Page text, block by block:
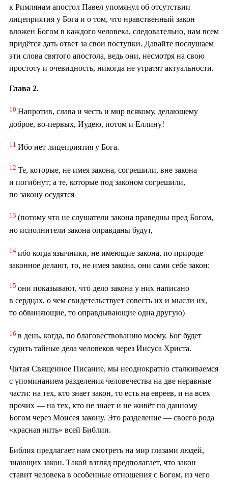
к Римлянам апостол Павел упомянул об отсутствии
лицеприятия у Бога и о том, что нравственный закон
вложен Богом в каждого человека, следовательно, нам всем
придётся дать ответ за свои поступки. Давайте послушаем
эти слова святого апостола, ведь они, несмотря на свою
простоту и очевидность, никогда не утратят актуальности.
Глава 2.
10 Напротив, слава и честь и мир всякому, делающему
доброе, во-первых, Иудею, потом и Еллину!
11 Ибо нет лицеприятия у Бога.
12 Те, которые, не имея закона, согрешили, вне закона
и погибнут; а те, которые под законом согрешили,
по закону осудятся
13 (потому что не слушатели закона праведны пред Богом,
но исполнители закона оправданы будут,
14 ибо когда язычники, не имеющие закона, по природе
законное делают, то, не имея закона, они сами себе закон:
15 они показывают, что дело закона у них написано
в сердцах, о чем свидетельствует совесть их и мысли их,
то обвиняющие, то оправдывающие одна другую)
16 в день, когда, по благовествованию моему, Бог будет
судить тайные дела человеков через Иисуса Христа.
Читая Священное Писание, мы неоднократно сталкиваемся
с упоминанием разделения человечества на две неравные
части: на тех, кто знает закон, то есть на евреев, и на всех
прочих — на тех, кто не знает и не живёт по данному
Богом через Моисея закону. Это разделение — своего рода
«красная нить» всей Библии.
Библия предлагает нам смотреть на мир глазами людей,
знающих закон. Такой взгляд предполагает, что закон
ставит человека в особенные отношения с Богом, из чего